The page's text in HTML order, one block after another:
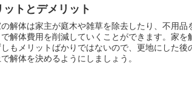
ットとデメリット
解体は家主が庭木や雑草を除去したり、不用品
解体費用を削減していくことができます。家を
もメリットばかりではないので、更地にした後
解体を決めるようにしましょう。